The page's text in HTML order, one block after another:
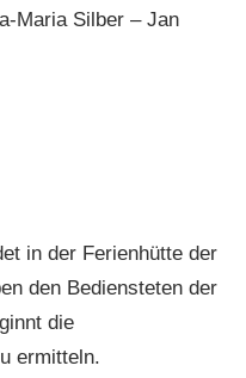
Maria Silber – Jan
in der Ferienhütte der
den Bediensteten der
die
ermitteln.